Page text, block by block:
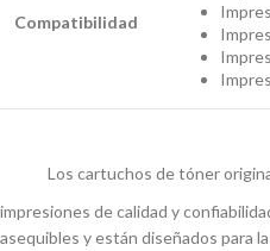
Compatibilidad
Los cartuchos de tóner
impresiones de calidad y
asequibles y están diseñados para